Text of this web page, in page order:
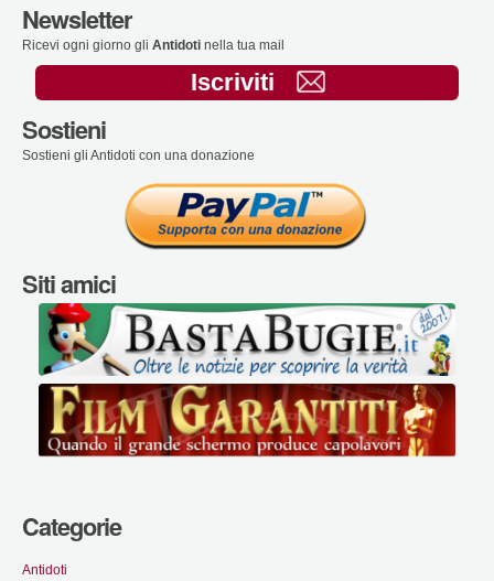
Newsletter
Ricevi ogni giorno gli Antidoti nella tua mail
Iscriviti
Sostieni
Sostieni gli Antidoti con una donazione
Siti amici
Categorie
Antidoti